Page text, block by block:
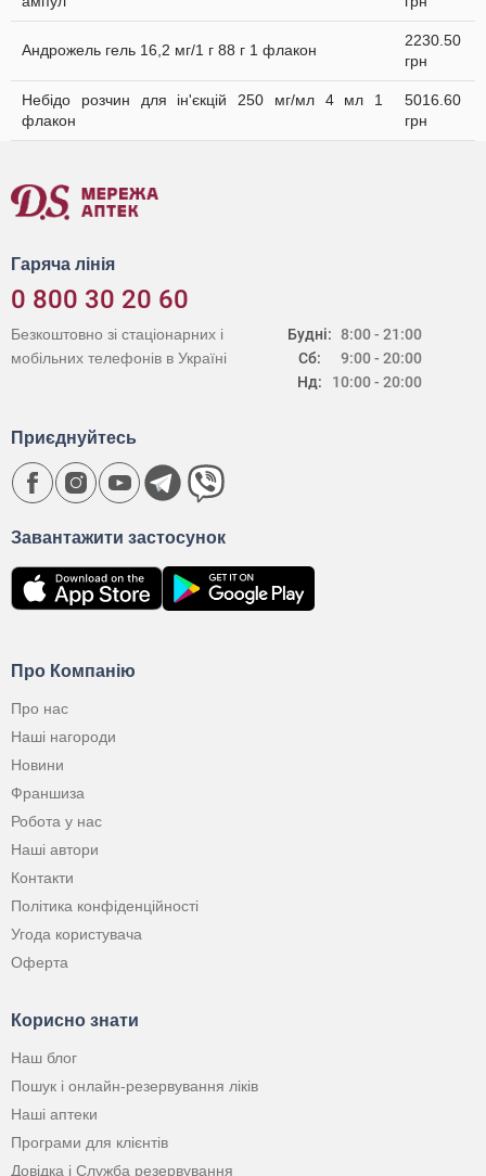
Андрожель гель 16,2 мг/1 г 88 г 1 флакон
2230.50
грн
Небідо розчин для ін'єкцій 250 мг/мл 4 мл 1
флакон
5016.60
грн
Гаряча лінія
0 800 30 20 60
Будні:
Сб:
Нд:
8:00 - 21:00
9:00 - 20:00
10:00 - 20:00
Безкоштовно зі стаціонарних і
мобільних телефонів в Україні
Про Компанію
Про нас
Наші нагороди
Новини
Франшиза
Робота у нас
Наші автори
Контакти
Політика конфіденційності
Угода користувача
Оферта
Корисно знати
Наш блог
Пошук і онлайн-резервування ліків
Наші аптеки
Програми для клієнтів
Довідка і Служба резервування
Завантажити застосунок
Приєднуйтесь